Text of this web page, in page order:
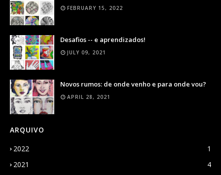
FEBRUARY 15, 2022
Desafios -- e aprendizados!
JULY 09, 2021
Novos rumos: de onde venho e para onde vou?
APRIL 28, 2021
ARQUIVO
2022
1
2021
4